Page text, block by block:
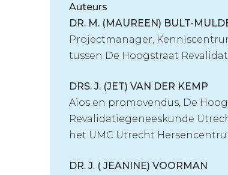
Auteurs
DR. M. (MAUREEN) BULT-
Projectmanager,
tussen De Hoogstraat
DRS. J. (JET) VAN DER KEMP
Aios en promovendus, De
Revalidatiegeneeskunde
het UMC Utrecht
DR. J. ( JEANINE) VOORMAN